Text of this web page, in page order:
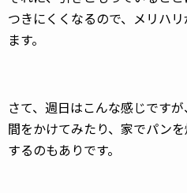
つきにくくなるので、メリハ
ます。
さて、週日はこんな感じです
間をかけてみたり、家でパン
するのもありです。